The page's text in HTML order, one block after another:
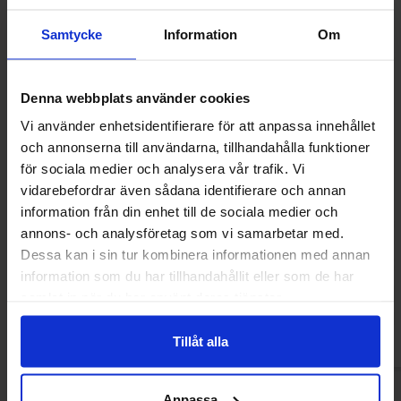
Samtycke Information Om
Denna webbplats använder cookies
Vi använder enhetsidentifierare för att anpassa innehållet
och annonserna till användarna, tillhandahålla funktioner
för sociala medier och analysera vår trafik. Vi
vidarebefordrar även sådana identifierare och annan
information från din enhet till de sociala medier och
annons- och analysföretag som vi samarbetar med.
Dessa kan i sin tur kombinera informationen med annan
information som du har tillhandahållit eller som de har
Tillåt alla
18.84 kr